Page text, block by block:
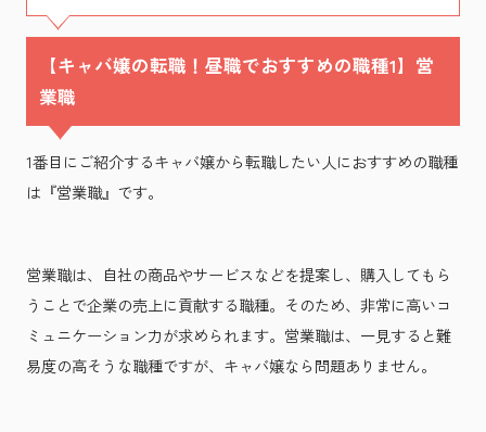
【キャバ嬢の転職！昼職でおすすめの職種1】営
業職
1番目にご紹介するキャバ嬢から転職したい人におすすめの職種
は『営業職』です。
営業職は、自社の商品やサービスなどを提案し、購入してもら
うことで企業の売上に貢献する職種。そのため、非常に高いコ
ミュニケーション力が求められます。営業職は、一見すると難
易度の高そうな職種ですが、キャバ嬢なら問題ありません。